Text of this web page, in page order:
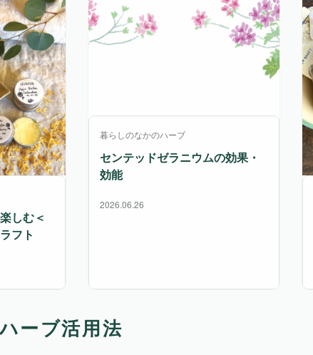
しむ＜
フト
暮らしのなかのハーブ
センテッドゼラニウムの効果・
効能
2026.06.26
ーブ活用法